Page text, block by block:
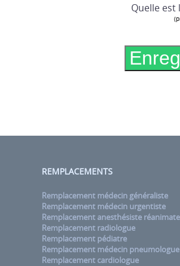
Quelle est
REMPLACEMENTS
Remplacement médecin généraliste
Remplacement médecin urgentiste
Remplacement anesthésiste
Remplacement radiologue
Remplacement pédiatre
Remplacement médecin pneumologue
Remplacement cardiologue